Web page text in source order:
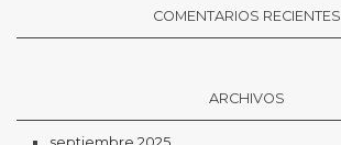
COMENTARIOS RECIENTES
ARCHIVOS